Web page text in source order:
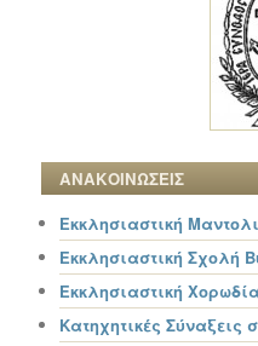
ΑΝΑΚΟΙΝΩΣΕΙΣ
Εκκλησιαστική
Εκκλησιαστική Σχολή
Εκκλησιαστική
Κατηχητικές Σύναξεις